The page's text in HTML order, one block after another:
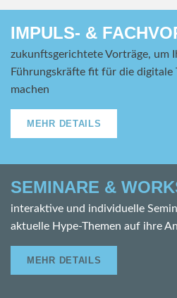
IMPULS- &
zukunftsgerichtete Vorträge, um
Führungskräfte fit für die digitale
machen
MEHR DETAILS
SEMINARE &
interaktive und individuelle
aktuelle Hype-Themen auf ihre
MEHR DETAILS